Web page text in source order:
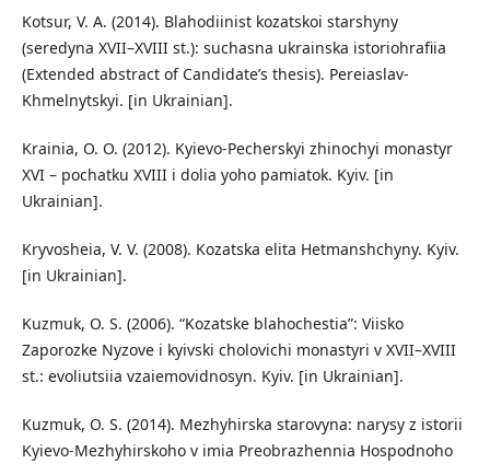
Kotsur, V. A. (2014). Blahodiinist kozatskoi starshyny
(seredyna XVII–XVIII st.): suchasna ukrainska istoriohrafiia
(Extended abstract of Candidate’s thesis). Pereiaslav-
Khmelnytskyi. [in Ukrainian].
Krainia, O. O. (2012). Kyievo-Pecherskyi zhinochyi monastyr
XVI – pochatku XVIII i dolia yoho pamiatok. Kyiv. [in
Ukrainian].
Kryvosheia, V. V. (2008). Kozatska elita Hetmanshchyny. Kyiv.
[in Ukrainian].
Kuzmuk, O. S. (2006). “Kozatske blahochestia”: Viisko
Zaporozke Nyzove i kyivski cholovichi monastyri v XVII–XVIII
st.: evoliutsiia vzaiemovidnosyn. Kyiv. [in Ukrainian].
Kuzmuk, O. S. (2014). Mezhyhirska starovyna: narysy z istorii
Kyievo-Mezhyhirskoho v imia Preobrazhennia Hospodnoho